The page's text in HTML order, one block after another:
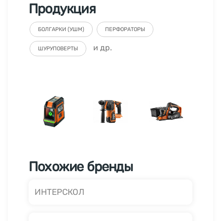
Продукция
БОЛГАРКИ (УШМ) ПЕРФОРАТОРЫ
ШУРУПОВЕРТЫ и др.
Похожие бренды
ИНТЕРСКОЛ